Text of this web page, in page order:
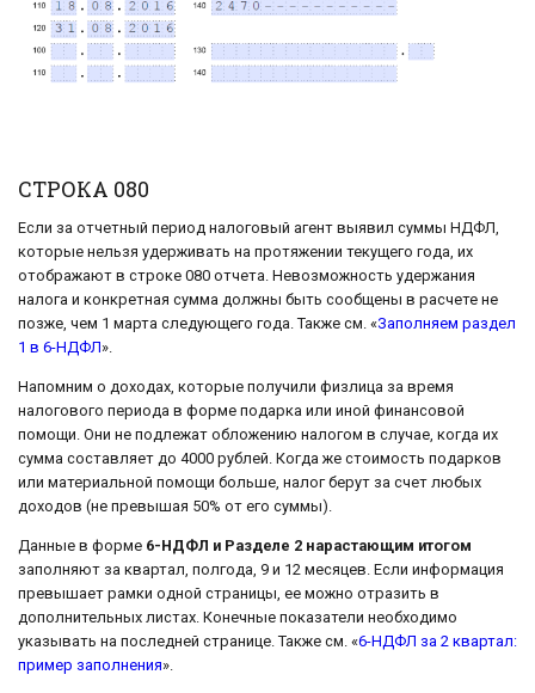
СТРОКА 080
Если за отчетный период налоговый агент выявил суммы НДФЛ,
которые нельзя удерживать на протяжении текущего года, их
отображают в строке 080 отчета. Невозможность удержания
налога и конкретная сумма должны быть сообщены в расчете не
позже, чем 1 марта следующего года. Также см. «Заполняем раздел
1 в 6-НДФЛ».
Напомним о доходах, которые получили физлица за время
налогового периода в форме подарка или иной финансовой
помощи. Они не подлежат обложению налогом в случае, когда их
сумма составляет до 4000 рублей. Когда же стоимость подарков
или материальной помощи больше, налог берут за счет любых
доходов (не превышая 50% от его суммы).
Данные в форме 6-НДФЛ и Разделе 2 нарастающим итогом
заполняют за квартал, полгода, 9 и 12 месяцев. Если информация
превышает рамки одной страницы, ее можно отразить в
дополнительных листах. Конечные показатели необходимо
указывать на последней странице. Также см. «6-НДФЛ за 2 квартал:
пример заполнения».